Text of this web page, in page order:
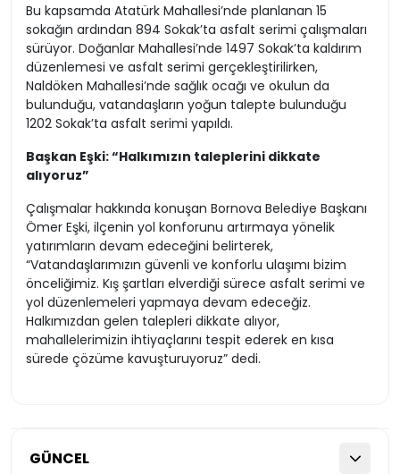
GÜNCEL
Bu kapsamda Atatürk Mahallesi’nde planlanan 15
sokağın ardından 894 Sokak’ta asfalt serimi çalışmaları
sürüyor. Doğanlar Mahallesi’nde 1497 Sokak’ta kaldırım
düzenlemesi ve asfalt serimi gerçekleştirilirken,
Naldöken Mahallesi’nde sağlık ocağı ve okulun da
bulunduğu, vatandaşların yoğun talepte bulunduğu
1202 Sokak’ta asfalt serimi yapıldı.
Başkan Eşki: “Halkımızın taleplerini dikkate
alıyoruz”
Çalışmalar hakkında konuşan Bornova Belediye Başkanı
Ömer Eşki, ilçenin yol konforunu artırmaya yönelik
yatırımların devam edeceğini belirterek,
“Vatandaşlarımızın güvenli ve konforlu ulaşımı bizim
önceliğimiz. Kış şartları elverdiği sürece asfalt serimi ve
yol düzenlemeleri yapmaya devam edeceğiz.
Halkımızdan gelen talepleri dikkate alıyor,
mahallelerimizin ihtiyaçlarını tespit ederek en kısa
sürede çözüme kavuşturuyoruz” dedi.